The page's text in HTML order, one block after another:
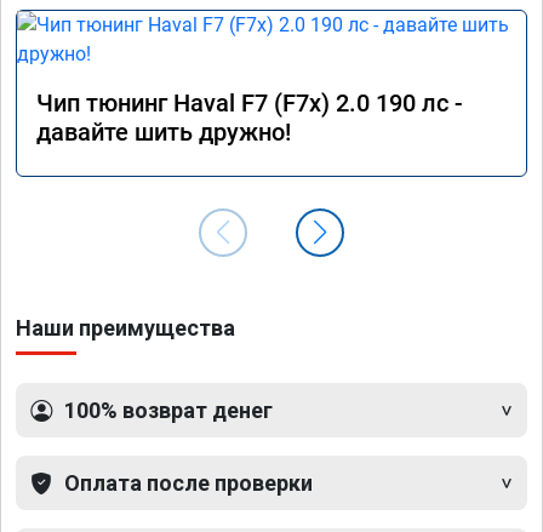
Чип тюнинг Haval F7 (F7x) 2.0 190 лс -
давайте шить дружно!
Наши преимущества
100% возврат денег
Оплата после проверки